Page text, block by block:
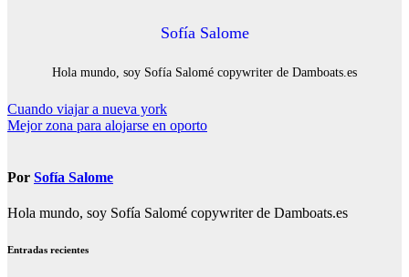
Sofía Salome
Hola mundo, soy Sofía Salomé copywriter de Damboats.es
Navegación
de
Cuando viajar a nueva york
Mejor zona para alojarse en oporto
Por Sofía Salome
Hola mundo, soy Sofía Salomé copywriter de Damboats.es
Entradas recientes